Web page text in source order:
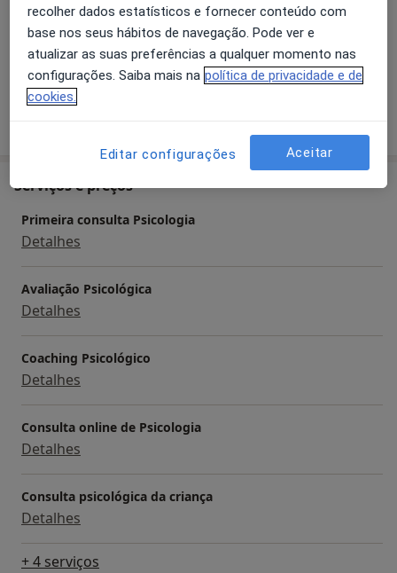
Pacientes que trato
Adultos
Crianças
Serviços e preços
Primeira consulta Psicologia
Detalhes
Avaliação Psicológica
Detalhes
Coaching Psicológico
Detalhes
Consulta online de Psicologia
Detalhes
Consulta psicológica da criança
Detalhes
+ 4 serviços
recolher dados estatísticos e fornecer conteúdo com
base nos seus hábitos de navegação. Pode ver e
atualizar as suas preferências a qualquer momento nas
configurações. Saiba mais na política de privacidade e de
cookies.
Editar configurações Aceitar